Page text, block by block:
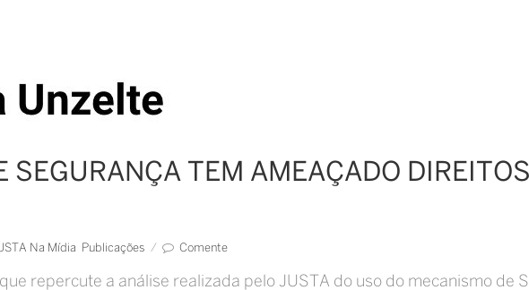
SEGURANÇA TEM AMEAÇADO
Na Mídia Publicações / Comente
repercute a análise realizada pelo JUSTA do uso do mecanismo de